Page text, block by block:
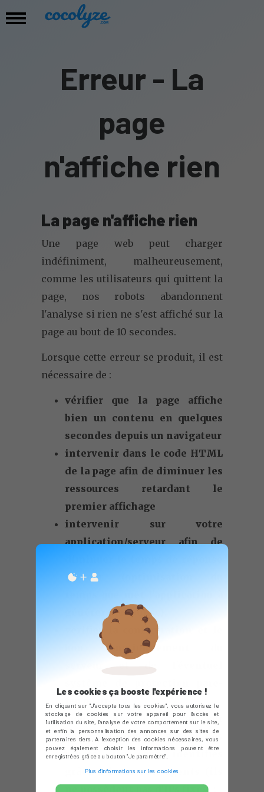
Erreur - La
page
n'affiche rien
La page n'affiche rien
Une page web peut charger
indéfiniment, malheureusement,
comme les utilisateurs qui quittent la
page, nos robots abandonnent
l'analyse si rien ne s'est affiché sur la
page au bout de 10 secondes.
Lorsque cette erreur se produit, il est
nécessaire de :
vérifier que la page affiche
bien un contenu en quelques
secondes depuis un navigateur
intervenir dans le code HTML
de la page afin de diminuer les
ressources retardant le
premier affichage
intervenir sur votre
application/serveur afin de
serveur (optimisation du
générer la réponse)
vérifier la configuration et le
bon fonctionnement du
feu ou proxy
ajouter une exception sur
votre pare-feu/proxy pour nos
robots. Ils sont identifiés
grâce à leurs user-agents (ils
ne possèdent pas d'IPs fixes) :
Les cookies ça booste l'expérience !
En cliquant sur "J'accepte tous les cookies", vous autorisez le
stockage de cookies sur votre appareil pour l'accès et
l'utilisation du site, l'analyse de votre comportement sur le site,
et enfin la personnalisation des annonces sur des sites de
partenaires tiers. A l'exception des cookies nécessaires, vous
pouvez également choisir les informations pouvant être
enregistrées grâce au bouton "Je paramètre".
Plus d'informations sur les cookies